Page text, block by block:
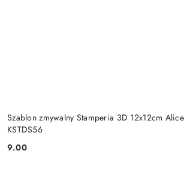
Szablon zmywalny Stamperia 3D 12x12cm
KSTDS56
Cena:
9.00